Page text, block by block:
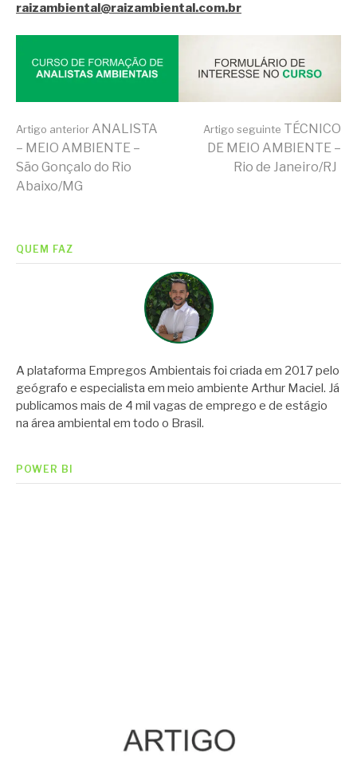
raizambiental@raizambiental.com.br
Continue
lendo
Artigo anterior ANALISTA
– MEIO AMBIENTE –
São Gonçalo do Rio
Abaixo/MG
Artigo seguinte TÉCNICO
DE MEIO AMBIENTE –
Rio de Janeiro/RJ
QUEM FAZ
A plataforma Empregos Ambientais foi criada em 2017 pelo
geógrafo e especialista em meio ambiente Arthur Maciel. Já
publicamos mais de 4 mil vagas de emprego e de estágio
na área ambiental em todo o Brasil.
POWER BI